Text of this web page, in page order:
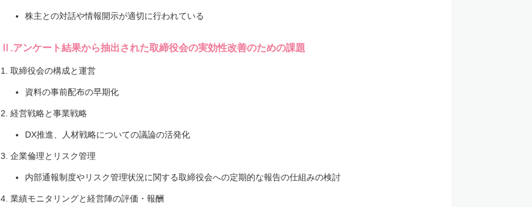
株主との対話や情報開示が適切に行われている
Ⅱ.アンケート結果から抽出された取締役会の実効性改善のための課題
1. 取締役会の構成と運営
資料の事前配布の早期化
2. 経営戦略と事業戦略
DX推進、人材戦略についての議論の活発化
3. 企業倫理とリスク管理
内部通報制度やリスク管理状況に関する取締役会への定期的な報告の仕組みの検討
4. 業績モニタリングと経営陣の評価・報酬